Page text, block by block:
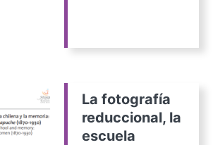
La fotografía
reduccional, la
escuela